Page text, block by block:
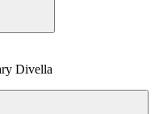
Divella